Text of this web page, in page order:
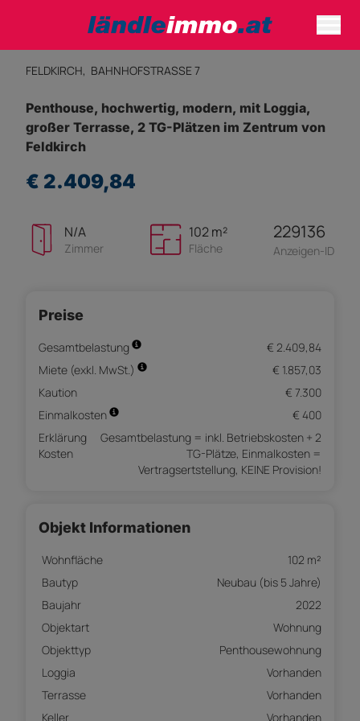
FELDKIRCH, BAHNHOFSTRASSE 7
Penthouse, hochwertig, modern, mit Loggia,
großer Terrasse, 2 TG-Plätzen im Zentrum von
Feldkirch
€ 2.409,84
N/A
Zimmer
102 m²
Fläche
229136
Anzeigen-ID
Preise
Gesamtbelastung
€ 2.409,84
Miete (exkl. MwSt.)
€ 1.857,03
Kaution
€ 7.300
Einmalkosten
€ 400
Erklärung
Kosten
Gesamtbelastung = inkl. Betriebskosten + 2
TG-Plätze, Einmalkosten =
Vertragsertstellung, KEINE Provision!
Objekt Informationen
Wohnfläche
102 m²
Bautyp
Neubau (bis 5 Jahre)
Baujahr
2022
Objektart
Wohnung
Objekttyp
Penthousewohnung
Loggia
Vorhanden
Terrasse
Vorhanden
Keller
Vorhanden